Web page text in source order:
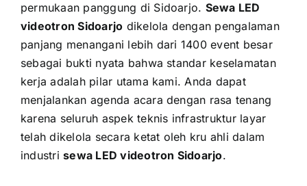
permukaan panggung di Sidoarjo. Sewa LED
videotron Sidoarjo dikelola dengan pengalaman
panjang menangani lebih dari 1400 event besar
sebagai bukti nyata bahwa standar keselamatan
kerja adalah pilar utama kami. Anda dapat
menjalankan agenda acara dengan rasa tenang
karena seluruh aspek teknis infrastruktur layar
telah dikelola secara ketat oleh kru ahli dalam
industrisewa LED videotron Sidoarjo.